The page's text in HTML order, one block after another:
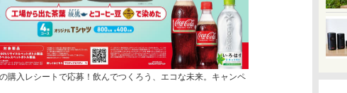
購入レシートで応募！飲んでつくろう、エコな未来。キャンペ